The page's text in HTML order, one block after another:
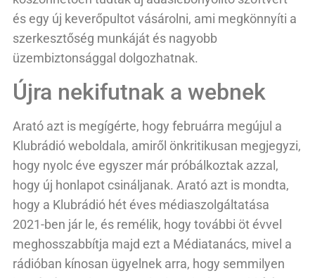
és egy új keverőpultot vásárolni, ami megkönnyíti a
szerkesztőség munkáját és nagyobb
üzembiztonsággal dolgozhatnak.
Újra nekifutnak a webnek
Arató azt is megígérte, hogy februárra megújul a
Klubrádió weboldala, amiről önkritikusan megjegyzi,
hogy nyolc éve egyszer már próbálkoztak azzal,
hogy új honlapot csináljanak. Arató azt is mondta,
hogy a Klubrádió hét éves médiaszolgáltatása
2021-ben jár le, és remélik, hogy további öt évvel
meghosszabbítja majd ezt a Médiatanács, mivel a
rádióban kínosan ügyelnek arra, hogy semmilyen